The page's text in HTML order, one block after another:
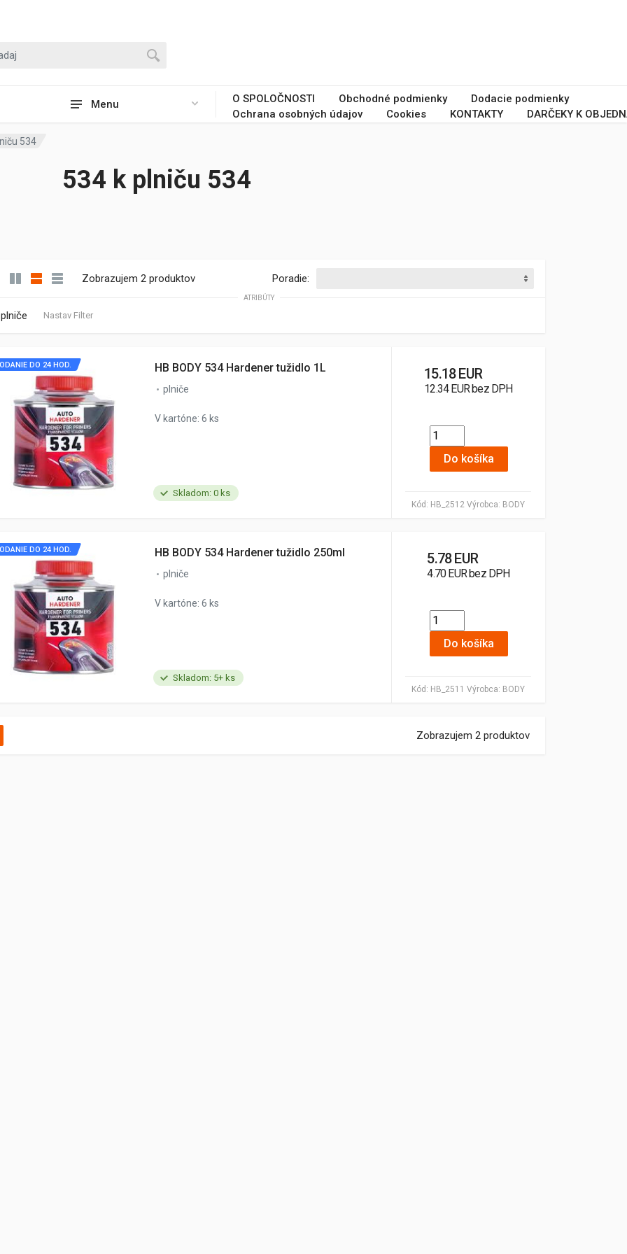
Menu O SPOLOČNOSTI Obchodné podmienky
Dodacie podmienky
Ochrana osobných údajov
Cookies KONTAKTY DARČEKY K
534
534 k plniču 534
Zobrazujem 2 produktov Poradie:
ATRIBÚTY
plniče Nastav Filter
Skladom: 0 ks
Kód: HB_2512 Výrobca: BODY
DO 24 HOD. HB BODY 534 Hardener tužidlo 1L
plniče
V kartóne: 6 ks
15.18 EUR
12.34 EUR bez DPH
Do košíka
Skladom: 5+ ks
Kód: HB_2511 Výrobca: BODY
DO 24 HOD. HB BODY 534 Hardener tužidlo 250ml
plniče
V kartóne: 6 ks
5.78 EUR
4.70 EUR bez DPH
Do košíka
Zobrazujem 2 produktov